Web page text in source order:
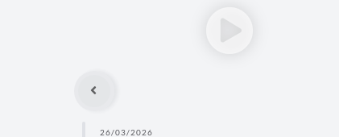
26/03/2026